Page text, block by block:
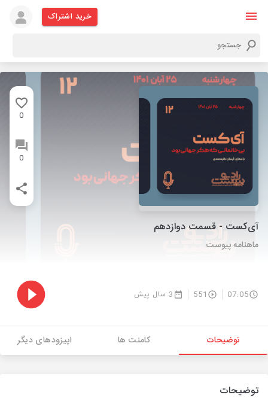
خرید اشتراک
0
0
آی‌کست - قسمت دوازدهم
ماهنامه پیوست
07:05
551 3 سال پیش
توضیحات کامنت ها اپیزودهای دیگر
توضیحات